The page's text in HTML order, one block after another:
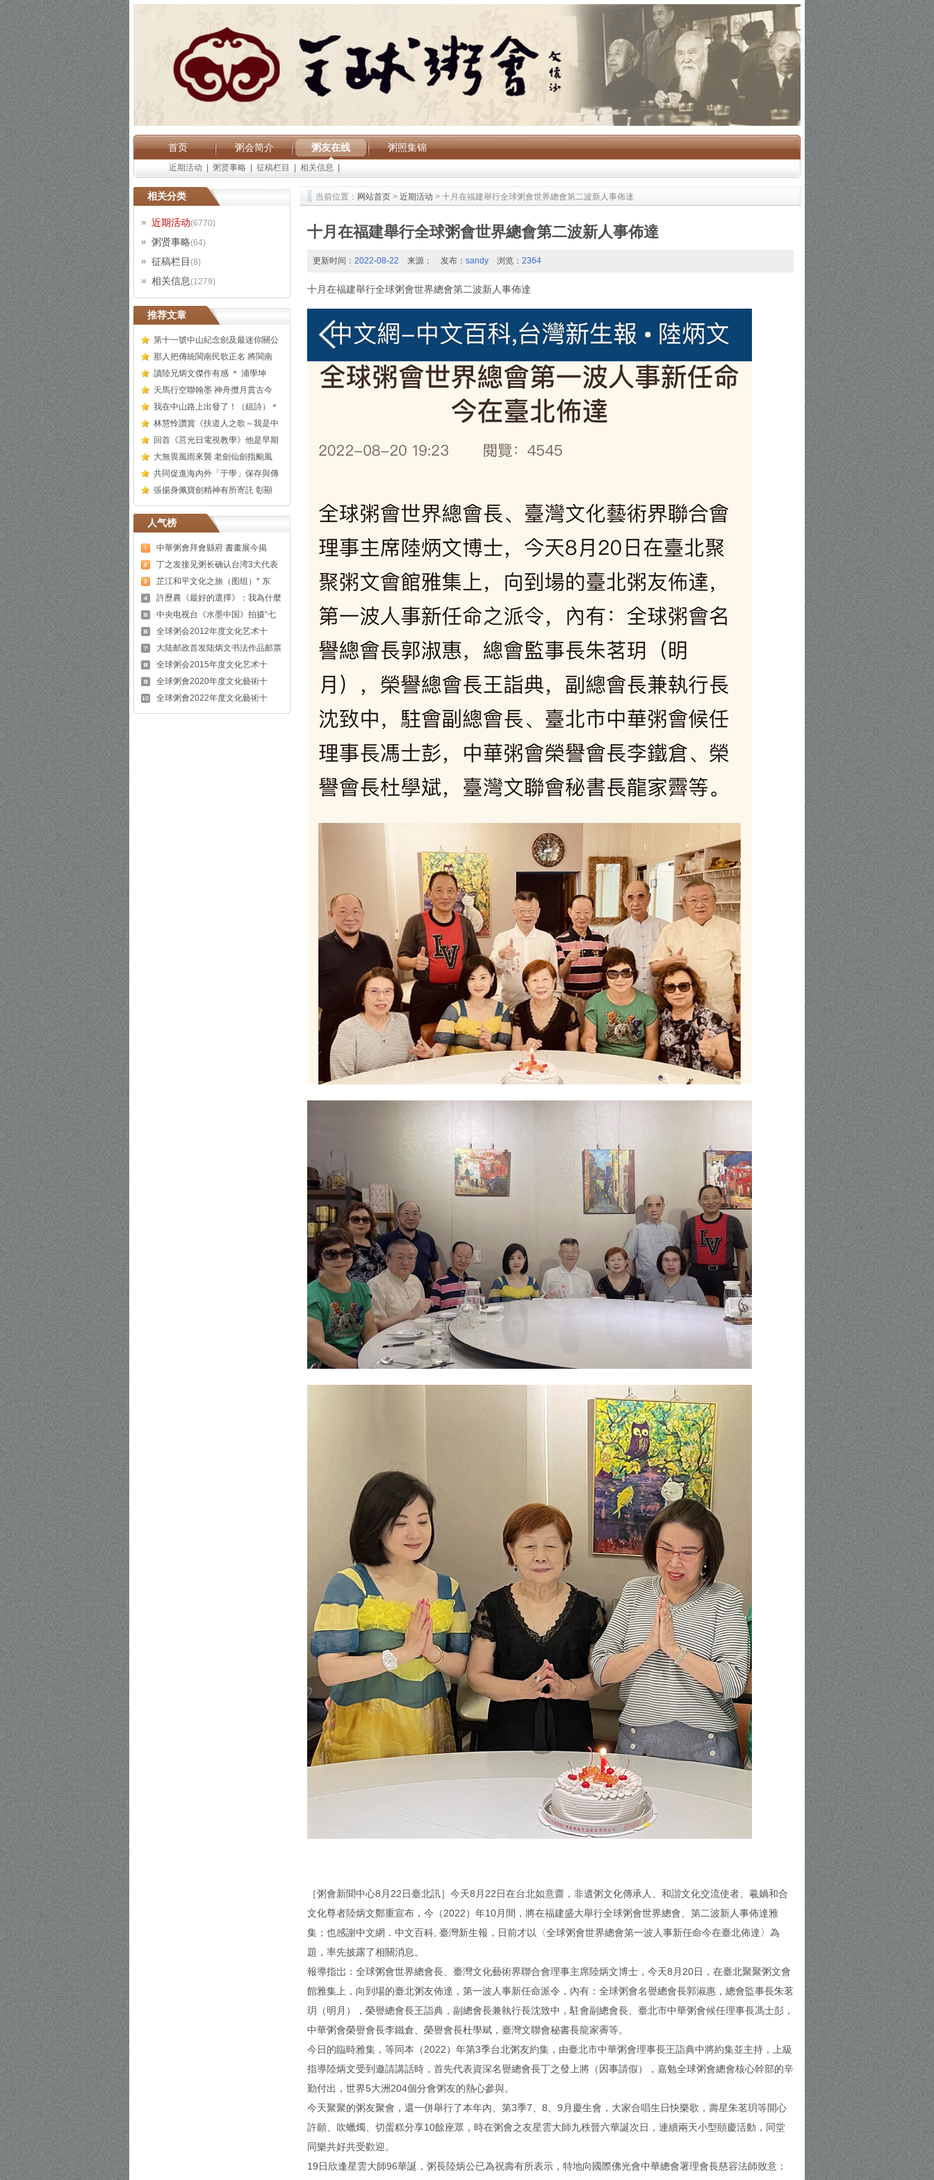
首页 粥会简介 粥友在线 粥照集锦
近期活动 粥贤事略 征稿栏目 相关信息
相关分类
近期活动(6770)
粥贤事略(64)
征稿栏目 (8)
相关信息(1279)
推荐文章
第十一號中山紀念劍及最迷你關公
那人把傳統閩南民歌正名 將閩南
讀陸兄炳文傑作有感 ＊ 浦學坤
天馬行空聯翰墨 神舟攬月貫古今
我在中山路上出發了！（組詩）＊
林慧怜讚賞《扶道人之歌～我是中
回首《莒光日電視教學》他是早期
大無畏風雨來襲 老劍仙劍指颱風
共同促進海內外「于學」保存與傳
張揚身佩寶劍精神有所寄託 彰顯
人气榜
中華粥會拜會縣府 書畫展今揭
丁之发接见粥长确认台湾3大代表
芷江和平文化之旅（图组）* 东
許歷農《最好的選擇》：我為什麼
中央电视台《水墨中国》拍摄“七
全球粥会2012年度文化艺术十
大陆邮政首发陆炳文书法作品邮票
全球粥会2015年度文化艺术十
全球粥會2020年度文化藝術十
全球粥會2022年度文化藝術十
当前位置： 网站首页 > 近期活动 > 十月在福建舉行全球粥會世界總會第二波新人事佈達
十月在福建舉行全球粥會世界總會第二波新人事佈達
更新时间： 2022-08-22 来源： 发布： sandy 浏览： 2364
十月在福建舉行全球粥會世界總會第二波新人事佈達
［粥會新聞中心8月22日臺北訊］今天8月22日在台北如意齋，非遺粥文化傳承人、和諧文化交流使者、羲媧和合
文化尊者陸炳文鄭重宣布，今（2022）年10月間，將在福建盛大舉行全球粥會世界總會、第二波新人事佈達雅
集；也感謝中文網．中文百科, 臺灣新生報，日前才以〈全球粥會世界總會第一波人事新任命今在臺北佈達〉為
題，率先披露了相關消息。
報導指岀：全球粥會世界總會長、臺灣文化藝術界聯合會理事主席陸炳文博士，今天8月20日，在臺北聚聚粥文會
館雅集上，向到場的臺北粥友佈達，第一波人事新任命派令，內有：全球粥會名譽總會長郭淑惠，總會監事長朱茗
玥（明月），榮譽總會長王詣典，副總會長兼執行長沈致中，駐會副總會長、臺北市中華粥會候任理事長馮士彭，
中華粥會榮譽會長李鐵倉、榮譽會長杜學斌，臺灣文聯會秘書長龍家霽等。
今日的臨時雅集，等同本（2022）年第3季台北粥友約集，由臺北市中華粥會理事長王詣典中將約集並主持，上級
指導陸炳文受到邀請講話時，首先代表資深名譽總會長丁之發上將（因事請假），嘉勉全球粥會總會核心幹部的辛
勤付出，世界5大洲204個分會粥友的熱心參與。
今天聚聚的粥友聚會，還一併舉行了本年內、第3季7、8、9月慶生會，大家合唱生日快樂歌，壽星朱茗玥等開心
許願、吹蠟燭、切蛋糕分享10餘座眾，時在粥會之友星雲大師九秩晉六華誕次日，連續兩天小型頤慶活動，同堂
同樂共好共受歡迎。
19日欣逢星雲大師96華誕，粥長陸炳公已為祝壽有所表示，特地向國際佛光會中華總會署理會長慈容法師致意：